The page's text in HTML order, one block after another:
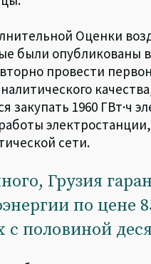
Оценки
были опубликованы в
провести
закупать 1960
сети.
Грузия
по
с половиной